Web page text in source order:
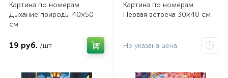
Картина по номерам
Дыхание природы 40×50
см
19 руб. /шт
Картина по номерам
Первая встреча 30×40 см
Не указана цена